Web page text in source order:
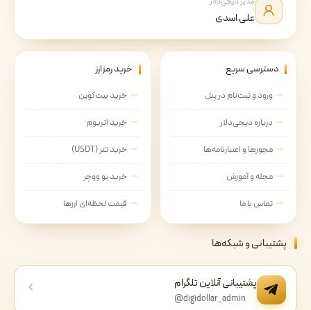
علی اسدی
دسترسی سریع
ورود و ثبت‌نام در پنل
درباره دیجی‌دلار
مجوزها و اعتبارنامه‌ها
مجله و آموزش
تماس با ما
خرید رمزارز
خرید بیت‌کوین
خرید اتریوم
خرید تتر (USDT)
خرید یو ووچر
قیمت لحظه‌ای ارزها
پشتیبانی و شبکه‌ها
پشتیبانی آنلاین تلگرام
@digidollar_admin